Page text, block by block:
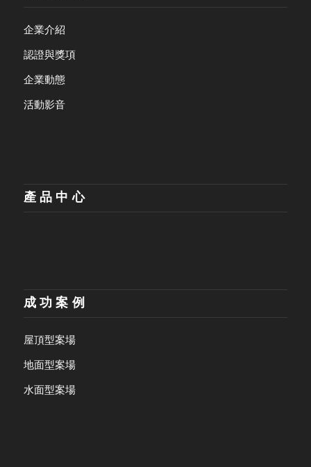
企業介紹
認證與獎項
企業動態
活動影音
產品中心
成功案例
屋頂型案場
地面型案場
水面型案場